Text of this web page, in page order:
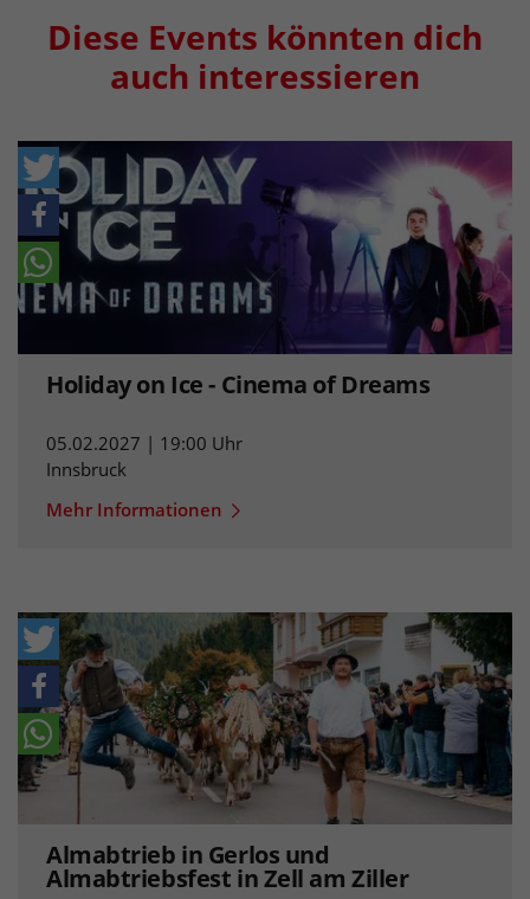
Diese Events könnten dich
auch interessieren
Holiday on Ice - Cinema of Dreams
05.02.2027 | 19:00 Uhr
Innsbruck
Mehr Informationen
Almabtrieb in Gerlos und
Almabtriebsfest in Zell am Ziller